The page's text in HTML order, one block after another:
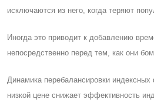
исключаются из него, когда теряют
Иногда это приводит к добавлению
непосредственно перед тем, как они
Динамика перебалансировки
низкой цене снижает эффективность